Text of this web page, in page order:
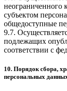
неограниченного
субъектом
общедоступные
9.7.
подлежащих
соответствии с
10. Порядок сбора,
персональных